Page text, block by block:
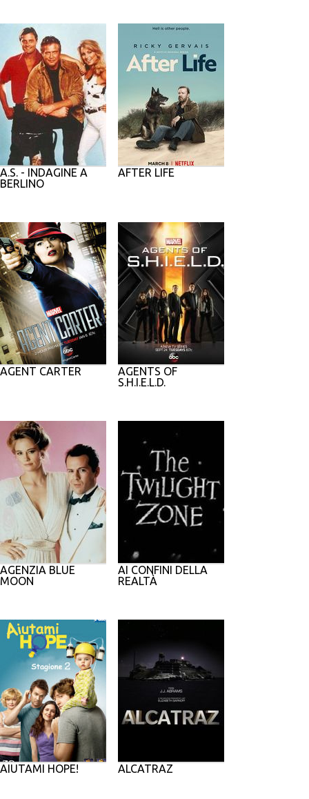
A.S. - INDAGINE A
BERLINO
AFTER LIFE
AGENT CARTER
AGENTS OF
S.H.I.E.L.D.
AGENZIA BLUE
MOON
AI CONFINI DELLA
REALTÀ
AIUTAMI HOPE! ALCATRAZ